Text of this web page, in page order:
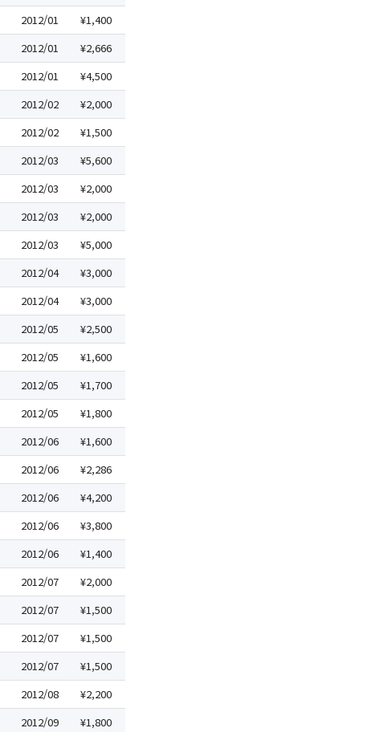
2012/01 ¥1,400
2012/01 ¥2,666
2012/01 ¥4,500
2012/02 ¥2,000
2012/02 ¥1,500
2012/03 ¥5,600
2012/03 ¥2,000
2012/03 ¥2,000
2012/03 ¥5,000
2012/04 ¥3,000
2012/04 ¥3,000
2012/05 ¥2,500
2012/05 ¥1,600
2012/05 ¥1,700
2012/05 ¥1,800
2012/06 ¥1,600
2012/06 ¥2,286
2012/06 ¥4,200
2012/06 ¥3,800
2012/06 ¥1,400
2012/07 ¥2,000
2012/07 ¥1,500
2012/07 ¥1,500
2012/07 ¥1,500
2012/08 ¥2,200
2012/09 ¥1,800